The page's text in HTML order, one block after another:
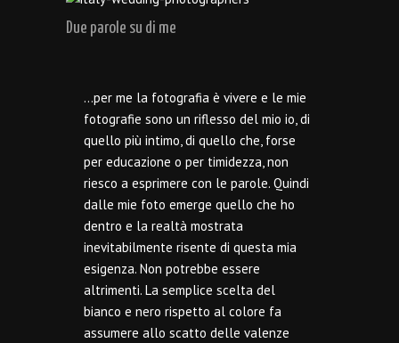
Due parole su di me
…per me la fotografia è vivere e le mie
fotografie sono un riflesso del mio io, di
quello più intimo, di quello che, forse
per educazione o per timidezza, non
riesco a esprimere con le parole. Quindi
dalle mie foto emerge quello che ho
dentro e la realtà mostrata
inevitabilmente risente di questa mia
esigenza. Non potrebbe essere
altrimenti. La semplice scelta del
bianco e nero rispetto al colore fa
assumere allo scatto delle valenze